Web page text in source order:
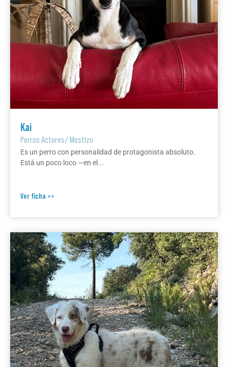
Kai
Perros Actores/Mestizo
Es un perro con personalidad de protagonista absoluto.
Está un poco loco —en el...
Ver ficha >>